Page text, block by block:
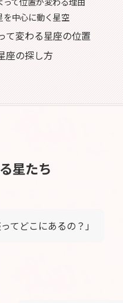
を中心に動く星空
て変わる星座の位置
座の探し方
星たち
てどこにあるの？」